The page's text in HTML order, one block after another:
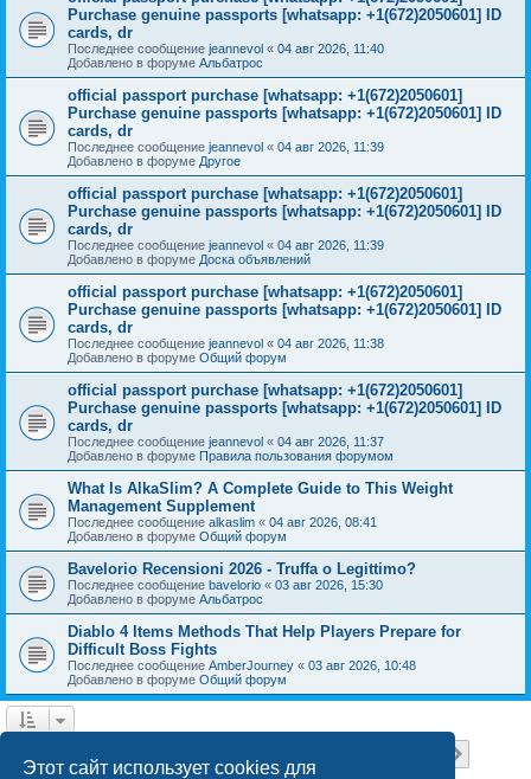
Этот сайт использует cookies для
Purchase genuine passports [whatsapp: +1(672)2050601] ID
cards, dr
Последнее сообщение jeannevol « 04 авг 2026, 11:40
Добавлено в форуме Альбатрос
official passport purchase [whatsapp: +1(672)2050601]
Purchase genuine passports [whatsapp: +1(672)2050601] ID
cards, dr
Последнее сообщение jeannevol « 04 авг 2026, 11:39
Добавлено в форуме Другое
official passport purchase [whatsapp: +1(672)2050601]
Purchase genuine passports [whatsapp: +1(672)2050601] ID
cards, dr
Последнее сообщение jeannevol « 04 авг 2026, 11:39
Добавлено в форуме Доска объявлений
official passport purchase [whatsapp: +1(672)2050601]
Purchase genuine passports [whatsapp: +1(672)2050601] ID
cards, dr
Последнее сообщение jeannevol « 04 авг 2026, 11:38
Добавлено в форуме Общий форум
official passport purchase [whatsapp: +1(672)2050601]
Purchase genuine passports [whatsapp: +1(672)2050601] ID
cards, dr
Последнее сообщение jeannevol « 04 авг 2026, 11:37
Добавлено в форуме Правила пользования форумом
What Is AlkaSlim? A Complete Guide to This Weight
Management Supplement
Последнее сообщение alkaslim « 04 авг 2026, 08:41
Добавлено в форуме Общий форум
Bavelorio Recensioni 2026 - Truffa o Legittimo?
Последнее сообщение bavelorio « 03 авг 2026, 15:30
Добавлено в форуме Альбатрос
Diablo 4 Items Methods That Help Players Prepare for
Difficult Boss Fights
Последнее сообщение AmberJourney « 03 авг 2026, 10:48
Добавлено в форуме Общий форум